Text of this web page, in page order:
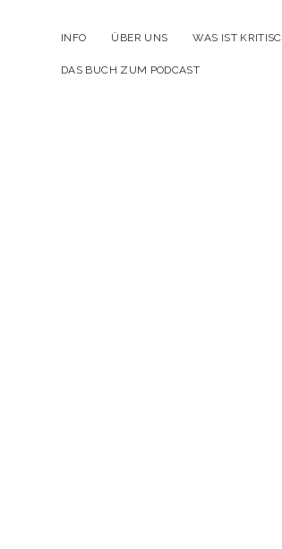
INFO ÜBER UNS WAS IST
DAS BUCH ZUM PODCAST